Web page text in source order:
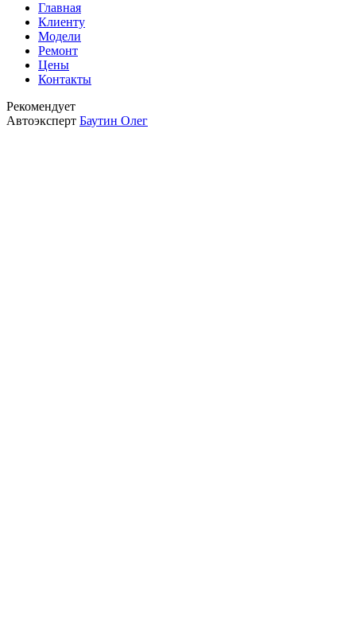
Главная
Клиенту
Модели
Ремонт
Цены
Контакты
Рекомендует
Автоэксперт Баутин Олег